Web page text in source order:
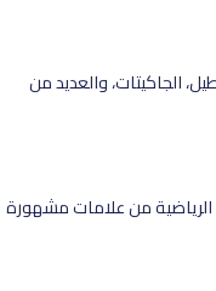
الجاكيتات، والعديد من
الرياضية من علامات مشهورة